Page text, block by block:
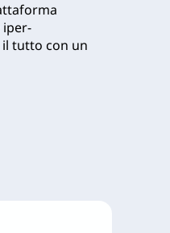
iper-
il tutto con un